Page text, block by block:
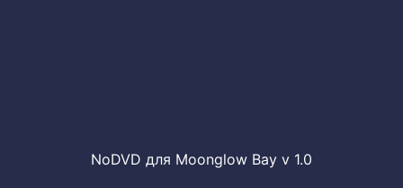
NoDVD для Moonglow Bay v 1.0